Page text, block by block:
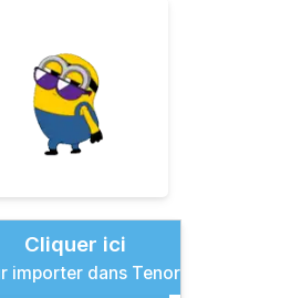
Cliquer ici
importer dans Tenor